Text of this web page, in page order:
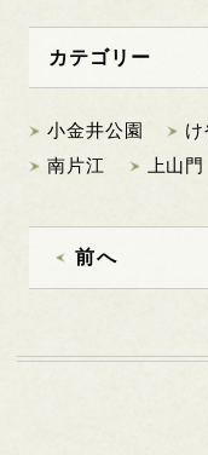
カテゴリー
小金井公園 け
南片江
上山門
前へ